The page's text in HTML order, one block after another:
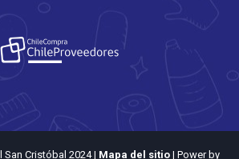
Cristóbal 2024| Mapa del sitio| Power by